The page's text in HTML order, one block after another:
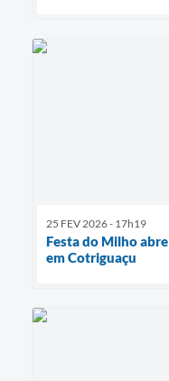
25 FEV 2026 - 17h19
Festa do Milho
em Cotriguaçu